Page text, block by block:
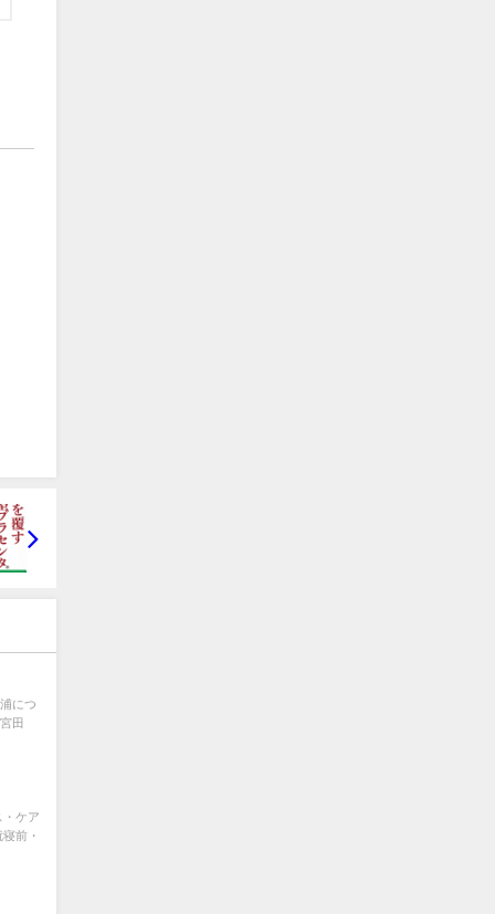
につ
田
ケア
前・